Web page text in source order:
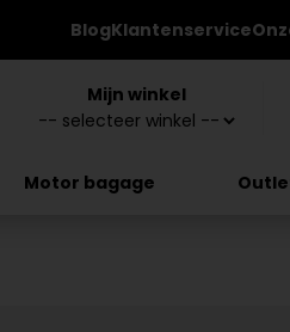
BlogKlantenservice
Mijn winkel
Motor bagage